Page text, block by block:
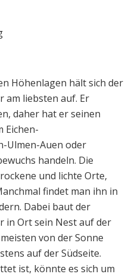
Höhenlagen hält sich der
am liebsten auf. Er
daher hat er seinen
Eichen-
Ulmen-Auen oder
handeln. Die
und lichte Orte,
findet man ihn in
Dabei baut der
in Ort sein Nest auf der
von der Sonne
auf der Südseite.
ist, könnte es sich um